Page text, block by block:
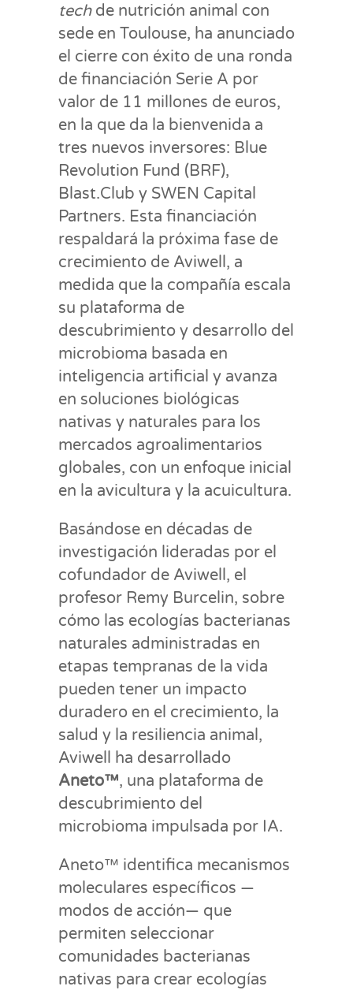
techde nutrición animal con
sede en Toulouse, ha anunciado
el cierre con éxito de una ronda
de financiación Serie A por
valor de 11 millones de euros,
en la que da la bienvenida a
tres nuevos inversores: Blue
Revolution Fund (BRF),
Blast.Club y SWEN Capital
Partners. Esta financiación
respaldará la próxima fase de
crecimiento de Aviwell, a
medida que la compañía escala
su plataforma de
descubrimiento y desarrollo del
microbioma basada en
inteligencia artificial y avanza
en soluciones biológicas
nativas y naturales para los
mercados agroalimentarios
globales, con un enfoque inicial
en la avicultura y la acuicultura.
Basándose en décadas de
investigación lideradas por el
cofundador de Aviwell, el
profesor Remy Burcelin, sobre
cómo las ecologías bacterianas
naturales administradas en
etapas tempranas de la vida
pueden tener un impacto
duradero en el crecimiento, la
salud y la resiliencia animal,
Aviwell ha desarrollado
Aneto™, una plataforma de
descubrimiento del
microbioma impulsada por IA.
Aneto™ identifica mecanismos
moleculares específicos —
modos de acción— que
permiten seleccionar
comunidades bacterianas
nativas para crear ecologías